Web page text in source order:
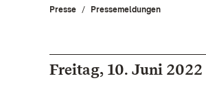
Presse Pressemeldungen
Freitag, 10. Juni 2022